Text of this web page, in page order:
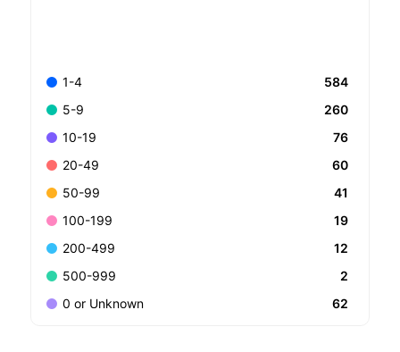
1-4
584
5-9
260
10-19
76
20-49
60
50-99
41
100-199
19
200-499
12
500-999
2
0 or Unknown
62